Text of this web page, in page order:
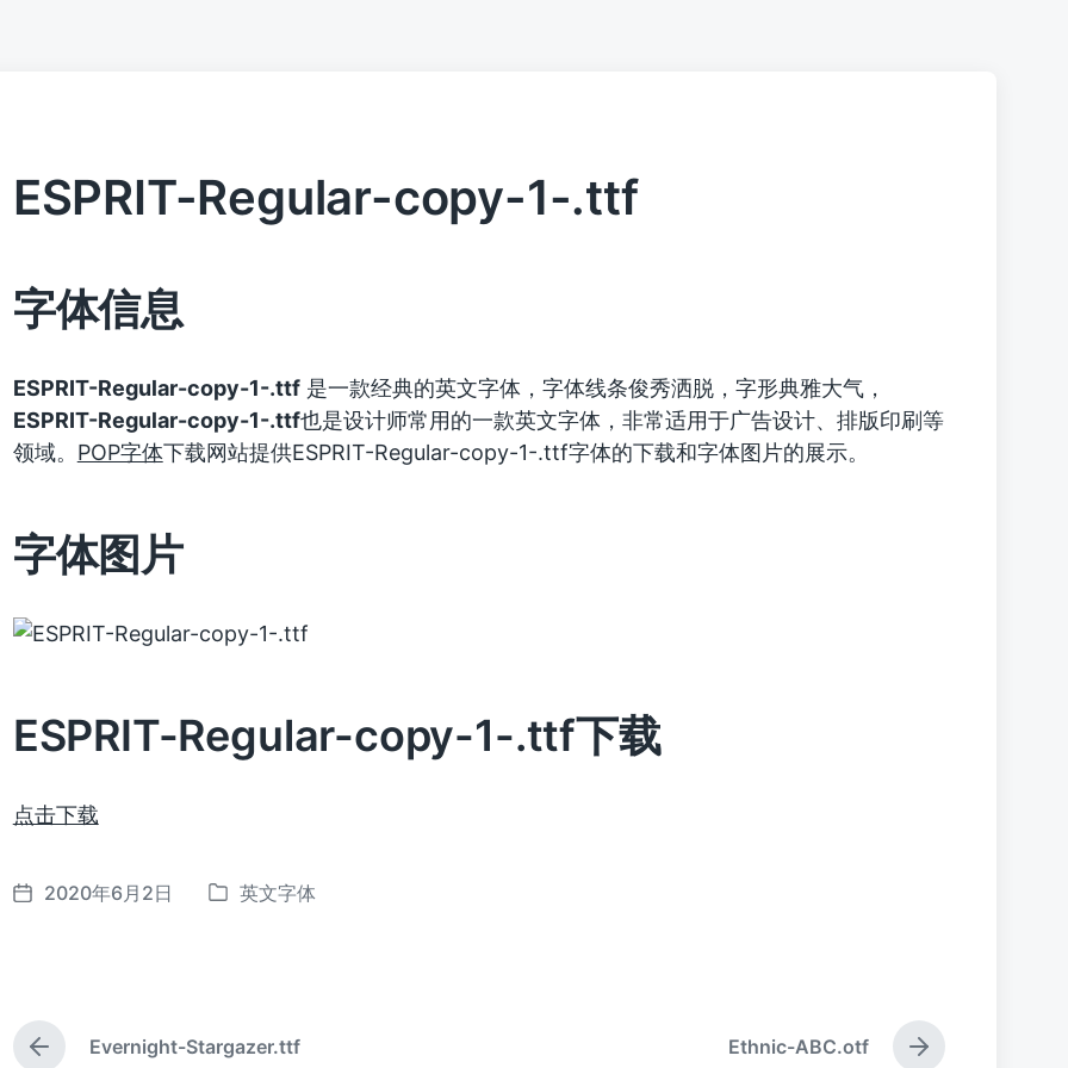
ESPRIT-Regular-copy-1-.ttf
字体信息
ESPRIT-Regular-copy-1-.ttf是一款经典的英文字体，字体线条俊秀洒脱，字形典雅大气，
ESPRIT-Regular-copy-1-.ttf也是设计师常用的一款英文字体，非常适用于广告设计、排版印刷等
领域。 POP字体下载网站提供ESPRIT-Regular-copy-1-.ttf字体的下载和字体图片的展示。
字体图片
ESPRIT-Regular-copy-1-.ttf下载
点击下载
发
2020年6月2日
发
英文字体
上
Evernight-Stargazer.ttf
下
Ethnic-ABC.otf